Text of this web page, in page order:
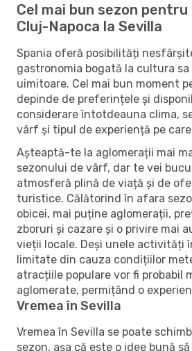
Cel mai bun sezon
Cluj-Napoca la Sevilla
Spania oferă posibilități
gastronomia bogată la cultura
uimitoare. Cel mai bun moment
depinde de preferințele și
considerare întotdeauna clima,
vârf și tipul de experiență pe
Așteaptă-te la aglomerații mai
sezonului de vârf, dar te vei
atmosferă plină de viață și de
turistice. Călătorind în afara
obicei, mai puține aglomerații,
zboruri și cazare și o privire mai
vieții locale. Deși unele activități
limitate din cauza condițiilor
atracțiile populare vor fi probabil
aglomerate, permițând o
Vremea în Sevilla
Vremea în Sevilla se poate
sezon, așa că este o idee bună